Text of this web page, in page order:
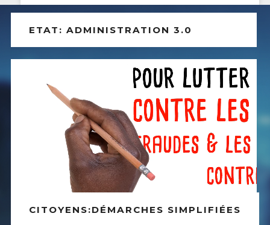
ETAT: ADMINISTRATION 3.0
CITOYENS:DÉMARCHES SIMPLIFIÉES